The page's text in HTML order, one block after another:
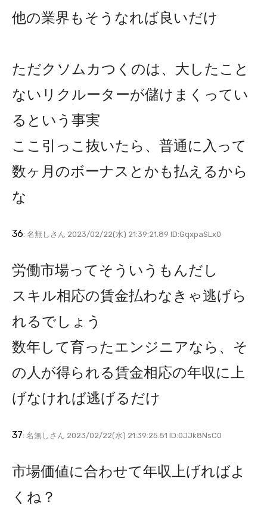
他の業界もそうなれば良いだけ
ただクソムカつくのは、大したこと
ないリクルーターが儲けまくってい
るという事実
ここ引っこ抜いたら、普通に入って
数ヶ月のボーナスとかも払えるから
な
36: 名無しさん 2023/02/22(水) 21:39:21.89 ID:GqxpaSLx0
労働市場ってそういうもんだし
スキル相応の賃金払わなきゃ逃げら
れるでしょう
数年して育ったエンジニアなら、そ
の人が得られる賃金相応の年収に上
げなければ逃げるだけ
37: 名無しさん 2023/02/22(水) 21:39:25.51 ID:0JJk8NsC0
市場価値に合わせて年収上げればよ
くね？